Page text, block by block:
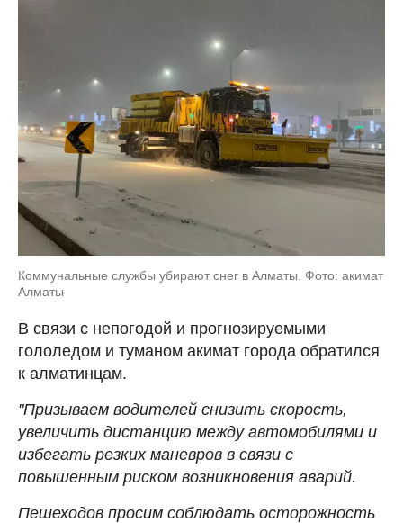
Коммунальные службы убирают снег в Алматы. Фото: акимат
Алматы
В связи с непогодой и прогнозируемыми
гололедом и туманом акимат города обратился
к алматинцам.
"Призываем водителей снизить скорость,
увеличить дистанцию между автомобилями и
избегать резких маневров в связи с
повышенным риском возникновения аварий.
Пешеходов просим соблюдать осторожность